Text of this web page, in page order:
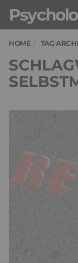
HOME TAG